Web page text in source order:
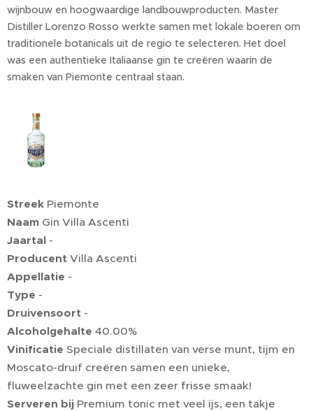
wijnbouw en hoogwaardige landbouwproducten. Master
Distiller Lorenzo Rosso werkte samen met lokale boeren om
traditionele botanicals uit de regio te selecteren. Het doel
was een authentieke Italiaanse gin te creëren waarin de
smaken van Piemonte centraal staan.
Streek Piemonte
Naam Gin Villa Ascenti
Jaartal -
Producent Villa Ascenti
Appellatie -
Type -
Druivensoort -
Alcoholgehalte 40.00%
Vinificatie Speciale distillaten van verse munt, tijm en
Moscato-druif creëren samen een unieke,
fluweelzachte gin met een zeer frisse smaak!
Serveren bij Premium tonic met veel ijs, een takje